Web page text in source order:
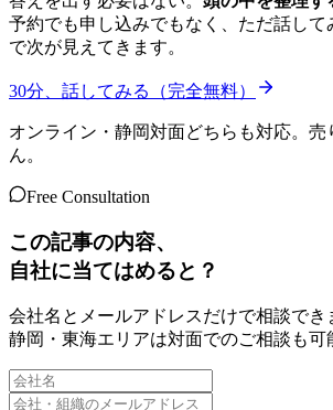
予約でも申し込みでもなく、ただ話して
で次が見えてきます。
30分、話してみる（完全無料）
オンライン・静岡対面どちらも対応。
ん。
Free Consultation
この記事の内容、
自社に当てはめると？
会社名とメールアドレスだけで相談でき
静岡・東海エリアは対面でのご相談も可